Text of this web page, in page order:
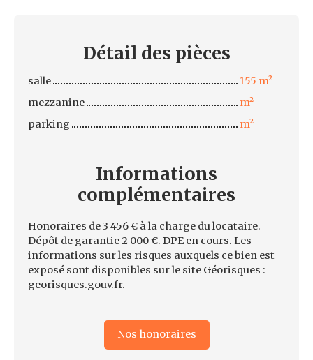
Détail des pièces
salle
155 m²
mezzanine
m²
parking
m²
Informations
complémentaires
Honoraires de 3 456 € à la charge du locataire.
Dépôt de garantie 2 000 €. DPE en cours. Les
informations sur les risques auxquels ce bien est
exposé sont disponibles sur le site Géorisques :
georisques.gouv.fr.
Nos honoraires